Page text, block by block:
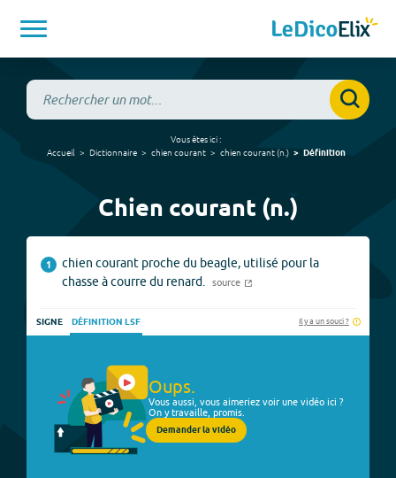
Vous êtes ici :
Accueil
Dictionnaire chien courant chien courant(n. ) Définition
Chien courant (n.)
1
chien courant proche du beagle, utilisé pour la
chasse à courre du renard.
source
SIGNE DÉFINITION LSF Il y a un souci ?
Oups.
Vous aussi, vous aimeriez voir une vidéo ici ?
On y travaille, promis.
Demander la vidéo